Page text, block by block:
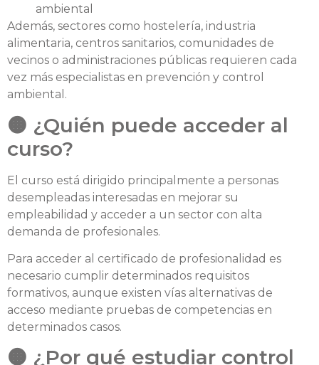
ambiental
Además, sectores como hostelería, industria
alimentaria, centros sanitarios, comunidades de
vecinos o administraciones públicas requieren cada
vez más especialistas en prevención y control
ambiental.
🟠 ¿Quién puede acceder al
curso?
El curso está dirigido principalmente a personas
desempleadas interesadas en mejorar su
empleabilidad y acceder a un sector con alta
demanda de profesionales.
Para acceder al certificado de profesionalidad es
necesario cumplir determinados requisitos
formativos, aunque existen vías alternativas de
acceso mediante pruebas de competencias en
determinados casos.
🟠 ¿Por qué estudiar control